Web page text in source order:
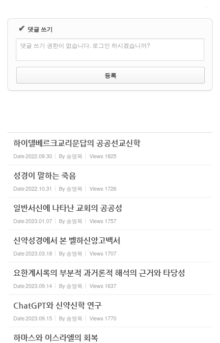
✔ 댓글 쓰기
댓글 쓰기 권한이 없습니다. 로그인 하시겠습니까?
하이델베르크교리문답의 공공선교신학
Date2022.09.30 By 송영목 Views 1825
성경이 말하는 죽음
Date2022.10.31 By 송영목 Views 1726
일반서신에 나타난 교회의 공공성
Date2023.01.07 By 송영목 Views 1757
신약성경에서 본 벨하신앙고백서
Date2023.03.18 By 송영목 Views 1707
요한계시록의 부분적 과거론적 해석의 근거와 타당성
Date2023.09.14 By 송영목 Views 1637
ChatGPT와 신약신학 연구
Date2023.09.15 By 송영목 Views 1770
하마스와 이스라엘의 회복